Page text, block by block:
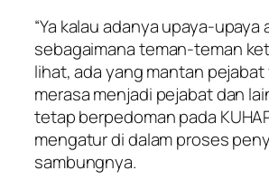
“Ya kalau adanya upaya-
sebagaimana teman-teman
lihat, ada yang mantan
merasa menjadi pejabat dan
tetap berpedoman pada
mengatur di dalam proses
sambungnya.